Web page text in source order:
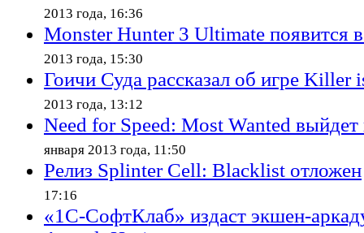
2013 года, 16:36
Monster Hunter 3 Ultimate появится
2013 года, 15:30
Гоичи Суда рассказал об игре Killer
2013 года, 13:12
Need for Speed: Most Wanted
января 2013 года, 11:50
Релиз Splinter Cell: Blacklist отложен
17:16
«1С-СофтКлаб» издаст экшен-